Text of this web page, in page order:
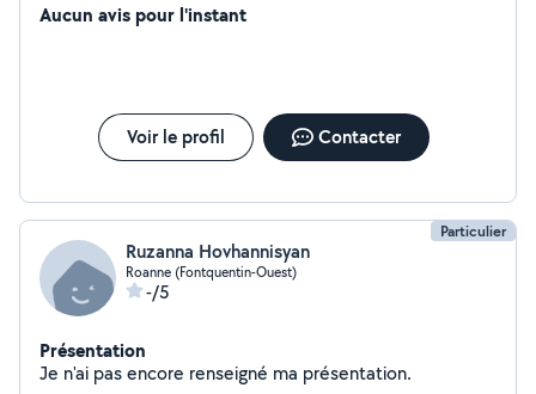
Aucun avis pour l'instant
Voir le profil Contacter
Particulier
Ruzanna Hovhannisyan
Roanne (Fontquentin-Ouest)
-/5
Présentation
Je n'ai pas encore renseigné ma présentation.